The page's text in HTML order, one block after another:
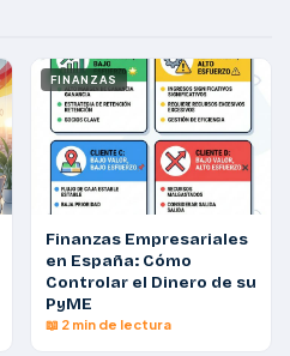
FINANZAS
Finanzas Empresariales
en España: Cómo
Controlar el Dinero de su
PyME
📖 2 min de lectura